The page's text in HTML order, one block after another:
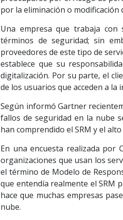
por la eliminación o modificación
Una empresa que trabaja
términos de seguridad; sin
proveedores de este tipo de
establece que su
digitalización. Por su parte, el
de los usuarios que acceden a la
Según informó Gartner
fallos de seguridad en la nube
han comprendido el SRM y el
En una encuesta realizada por
organizaciones que usan los
el término de Modelo de
que entendía realmente el SRM
hace que muchas empresas
nube.